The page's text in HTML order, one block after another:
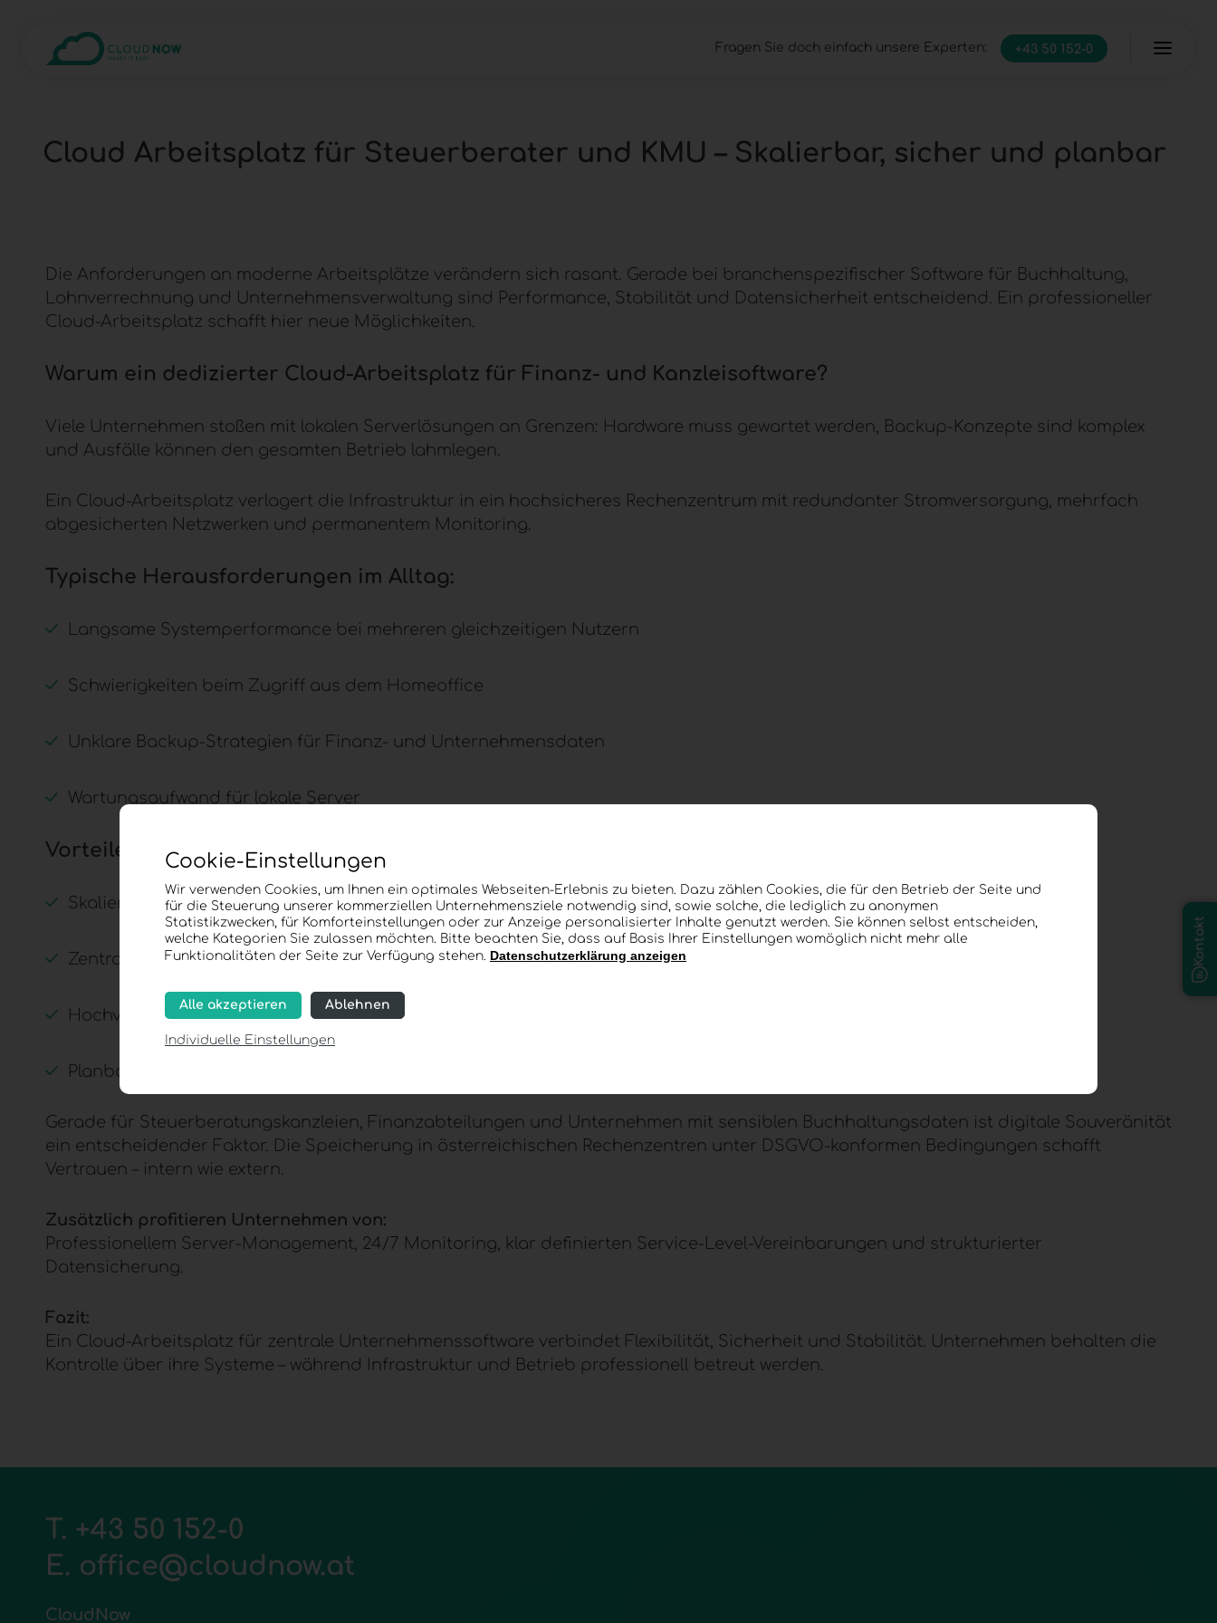
Fragen Sie doch einfach unsere Experten:
+43 50 152-0
Kontakt
Cloud Arbeitsplatz für Steuerberater und KMU – Skalierbar, sicher und planbar
Die Anforderungen an moderne Arbeitsplätze verändern sich rasant. Gerade bei branchenspezifischer Software für Buchhaltung,
Lohnverrechnung und Unternehmensverwaltung sind Performance, Stabilität und Datensicherheit entscheidend. Ein professioneller
Cloud-Arbeitsplatz schafft hier neue Möglichkeiten.
Warum ein dedizierter Cloud-Arbeitsplatz für Finanz- und Kanzleisoftware?
Viele Unternehmen stoßen mit lokalen Serverlösungen an Grenzen: Hardware muss gewartet werden, Backup-Konzepte sind komplex
und Ausfälle können den gesamten Betrieb lahmlegen.
Ein Cloud-Arbeitsplatz verlagert die Infrastruktur in ein hochsicheres Rechenzentrum mit redundanter Stromversorgung, mehrfach
abgesicherten Netzwerken und permanentem Monitoring.
Typische Herausforderungen im Alltag:
Langsame Systemperformance bei mehreren gleichzeitigen Nutzern
Schwierigkeiten beim Zugriff aus dem Homeoffice
Unklare Backup-Strategien für Finanz- und Unternehmensdaten
Wartungsaufwand für lokale Server
Vorteile eines professionellen Cloud-Hostings für Unternehmenssoftware:
Skalierbare Ressourcen bei wachsendem Unternehmen
Zentrale Verwaltung aller Arbeitsplätze
Hochverfügbare Serverumgebung in österreichischen
Planbare monatliche Infrastrukturkosten
Gerade für Steuerberatungskanzleien, Finanzabteilungen und Unternehmen mit sensiblen Buchhaltungsdaten ist digitale Souveränität
ein entscheidender Faktor. Die Speicherung in österreichischen Rechenzentren unter DSGVO-konformen Bedingungen schafft
Vertrauen – intern wie extern.
Zusätzlich profitieren Unternehmen von:
Professionellem Server-Management, 24/7 Monitoring, klar definierten Service-Level-Vereinbarungen und strukturierter
Datensicherung.
Fazit:
Ein Cloud-Arbeitsplatz für zentrale Unternehmenssoftware verbindet Flexibilität, Sicherheit und Stabilität. Unternehmen behalten die
Kontrolle über ihre Systeme – während Infrastruktur und Betrieb professionell betreut werden.
T. +43 50 152-0
E. office@cloudnow.at
CloudNow
Cookie-Einstellungen
Wir verwenden Cookies, um Ihnen ein optimales Webseiten-Erlebnis zu bieten. Dazu zählen Cookies, die für den Betrieb der Seite und
für die Steuerung unserer kommerziellen Unternehmensziele notwendig sind, sowie solche, die lediglich zu anonymen
Statistikzwecken, für Komforteinstellungen oder zur Anzeige personalisierter Inhalte genutzt werden. Sie können selbst entscheiden,
welche Kategorien Sie zulassen möchten. Bitte beachten Sie, dass auf Basis Ihrer Einstellungen womöglich nicht mehr alle
Funktionalitäten der Seite zur Verfügung stehen. Datenschutzerklärung anzeigen
Alle akzeptieren Ablehnen
Individuelle Einstellungen